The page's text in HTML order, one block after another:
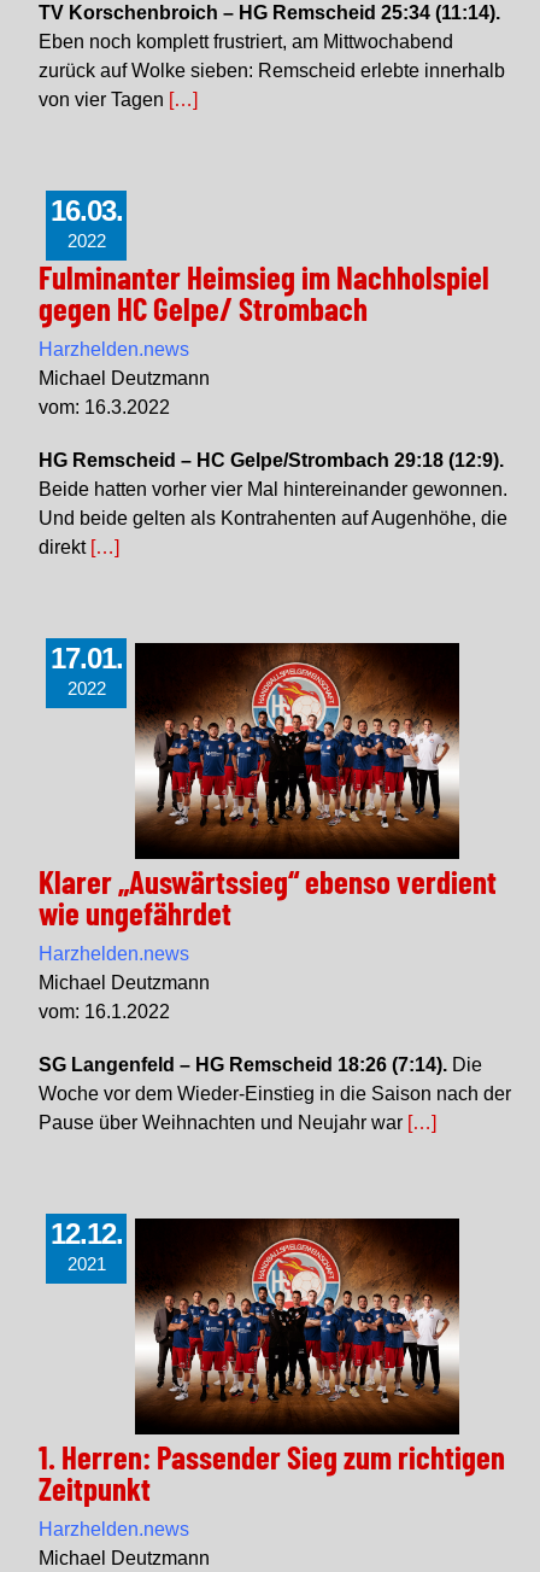
TV Korschenbroich – HG Remscheid 25:34 (11:14).
Eben noch komplett frustriert, am Mittwochabend
zurück auf Wolke sieben: Remscheid erlebte innerhalb
von vier Tagen […]
16.03.
2022
Fulminanter Heimsieg im Nachholspiel
gegen HC Gelpe/ Strombach
Harzhelden.news
Michael Deutzmann
vom: 16.3.2022
HG Remscheid – HC Gelpe/Strombach 29:18 (12:9).
Beide hatten vorher vier Mal hintereinander gewonnen.
Und beide gelten als Kontrahenten auf Augenhöhe, die
direkt[…]
17.01.
2022
Klarer „Auswärtssieg“ ebenso verdient
wie ungefährdet
Harzhelden.news
Michael Deutzmann
vom: 16.1.2022
SG Langenfeld – HG Remscheid 18:26 (7:14). Die
Woche vor dem Wieder-Einstieg in die Saison nach der
Pause über Weihnachten und Neujahr war […]
12.12.
2021
1. Herren: Passender Sieg zum richtigen
Zeitpunkt
Harzhelden.news
Michael Deutzmann